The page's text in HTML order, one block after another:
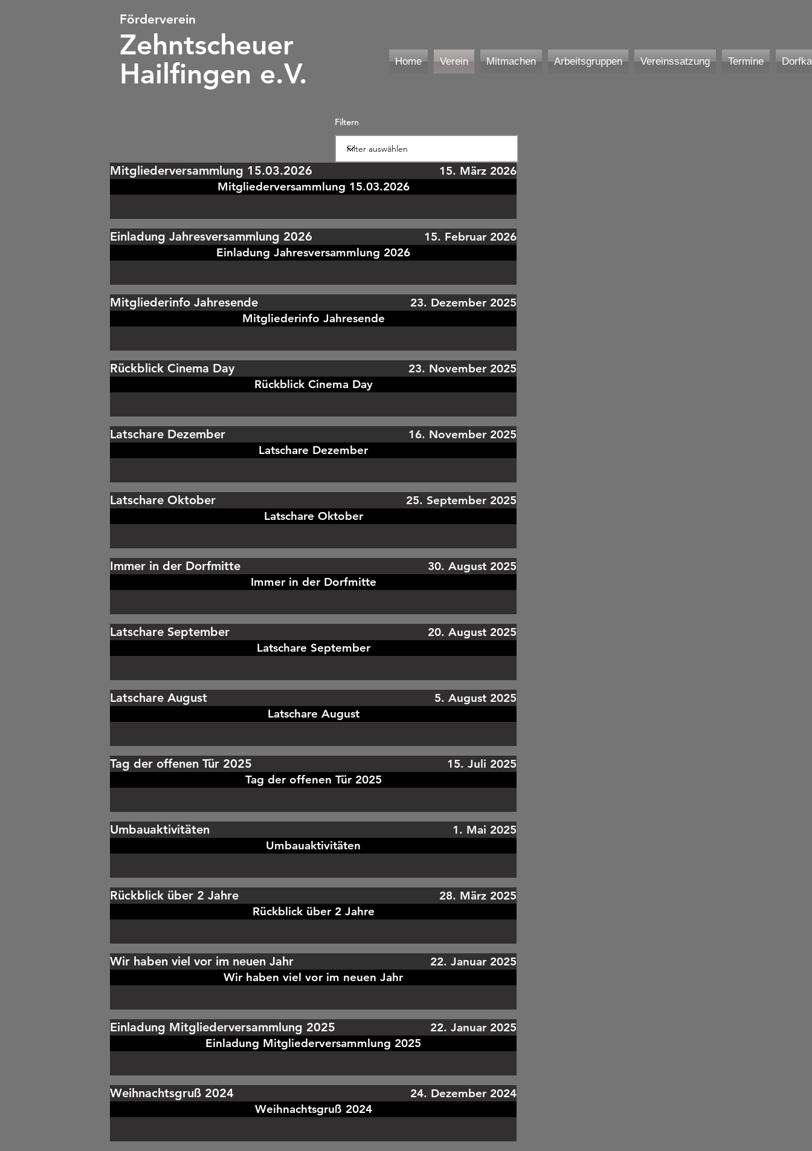
Home Verein Mitmachen Arbeitsgruppen Vereinssatzung Termine
Förderverein
Zehntscheuer
Hailfingen e.V.
Filtern
Mitgliederversammlung 15.03.2026
Mitgliederversammlung 15.03.2026
15. März 2026
Einladung Jahresversammlung 2026
Einladung Jahresversammlung 2026
15. Februar 2026
Mitgliederinfo Jahresende
Mitgliederinfo Jahresende
23. Dezember 2025
Rückblick Cinema Day
Rückblick Cinema Day
23. November 2025
Latschare Dezember
Latschare Dezember
16. November 2025
Latschare Oktober
Latschare Oktober
25. September 2025
Immer in der Dorfmitte
Immer in der Dorfmitte
30. August 2025
Latschare September
Latschare September
20. August 2025
Latschare August
Latschare August
5. August 2025
Tag der offenen Tür 2025
Tag der offenen Tür 2025
15. Juli 2025
Umbauaktivitäten
Umbauaktivitäten
1. Mai 2025
Rückblick über 2 Jahre
Rückblick über 2 Jahre
28. März 2025
Wir haben viel vor im neuen Jahr
Wir haben viel vor im neuen Jahr
22. Januar 2025
Einladung Mitgliederversammlung 2025
Einladung Mitgliederversammlung 2025
22. Januar 2025
Weihnachtsgruß 2024
Weihnachtsgruß 2024
24. Dezember 2024